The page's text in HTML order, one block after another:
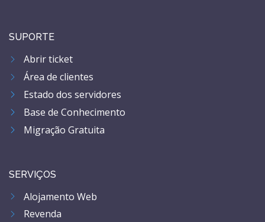
SUPORTE
Abrir ticket
Área de clientes
Estado dos servidores
Base de Conhecimento
Migração Gratuita
SERVIÇOS
Alojamento Web
Revenda